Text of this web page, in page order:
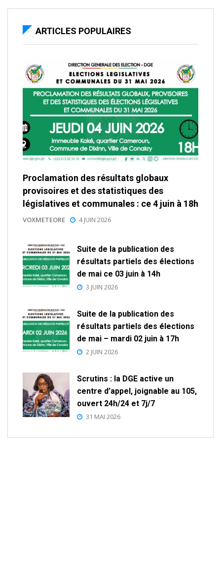
ARTICLES POPULAIRES
Proclamation des résultats globaux
provisoires et des statistiques des
législatives et communales : ce 4 juin à 18h
VOXMETEORE 4 JUIN 2026
Suite de la publication des
résultats partiels des élections
de mai ce 03 juin à 14h
3 JUIN 2026
Suite de la publication des
résultats partiels des élections
de mai – mardi 02 juin à 17h
2 JUIN 2026
Scrutins : la DGE active un
centre d’appel, joignable au 105,
ouvert 24h/24 et 7j/7
31 MAI 2026